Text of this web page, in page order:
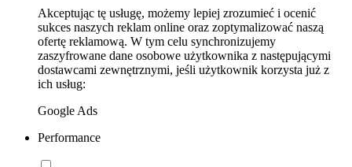
Akceptując tę usługę, możemy lepiej zrozumieć i ocenić
sukces naszych reklam online oraz zoptymalizować naszą
ofertę reklamową. W tym celu synchronizujemy
zaszyfrowane dane osobowe użytkownika z następującymi
dostawcami zewnętrznymi, jeśli użytkownik korzysta już z
ich usług:
Google Ads
Performance